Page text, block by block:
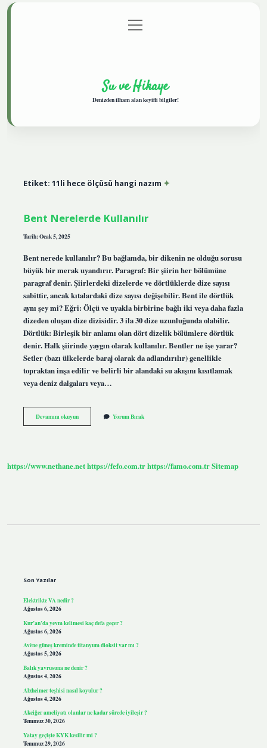
Gizlilik Politikası
menüyü
aç
Su ve Hikaye
Denizden ilham alan keyifli bilgiler!
Etiket: 11li hece ölçüsü hangi nazım
Bent Nerelerde Kullanılır
Tarih: Ocak 5, 2025
Bent nerede kullanılır? Bu bağlamda, bir dikenin ne olduğu sorusu
büyük bir merak uyandırır. Paragraf: Bir şiirin her bölümüne
paragraf denir. Şiirlerdeki dizelerde ve dörtlüklerde dize sayısı
sabittir, ancak kıtalardaki dize sayısı değişebilir. Bent ile dörtlük
aynı şey mi? Eğri: Ölçü ve uyakla birbirine bağlı iki veya daha fazla
dizeden oluşan dize dizisidir. 3 ila 30 dize uzunluğunda olabilir.
Dörtlük: Birleşik bir anlamı olan dört dizelik bölümlere dörtlük
denir. Halk şiirinde yaygın olarak kullanılır. Bentler ne işe yarar?
Setler (bazı ülkelerde baraj olarak da adlandırılır) genellikle
topraktan inşa edilir ve belirli bir alandaki su akışını kısıtlamak
veya deniz dalgaları veya…
Devamını okuyunBent
Nerelerde
Yorum Bırak
https://www.nethane.nethttps://fefo.com.trhttps://famo.com.trSitemap
Son Yazılar
Elektrikte VA nedir ?
Ağustos 6, 2026
Kur’an’da yevm kelimesi kaç defa geçer ?
Ağustos 6, 2026
Avène güneş kreminde titanyum dioksit var mı ?
Ağustos 5, 2026
Balık yavrusuna ne denir ?
Ağustos 4, 2026
Alzheimer teşhisi nasıl koyulur ?
Ağustos 4, 2026
Akciğer ameliyatı olanlar ne kadar sürede iyileşir ?
Temmuz 30, 2026
Yatay geçişte KYK kesilir mi ?
Temmuz 29, 2026